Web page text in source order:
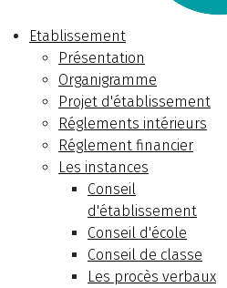
Etablissement
Présentation
Organigramme
Projet d'établissement
Réglements intérieurs
Réglement financier
Les instances
Conseil
d'établissement
Conseil d'école
Conseil de classe
Les procès verbaux